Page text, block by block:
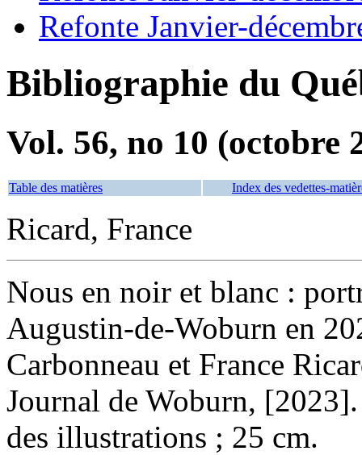
Refonte Janvier-
Bibliographie du
Vol. 56, no 10 (octobre
Table des matières Index des vedettes-
Ricard, France
Nous en noir et blanc :
Augustin-de-Woburn en
Carbonneau et France
Journal de Woburn,
des illustrations ; 25 cm.